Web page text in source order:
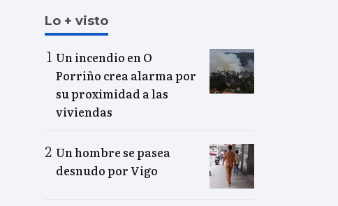
Lo + visto
Un incendio en O
Porriño crea alarma por
su proximidad a las
viviendas
Un hombre se pasea
desnudo por Vigo